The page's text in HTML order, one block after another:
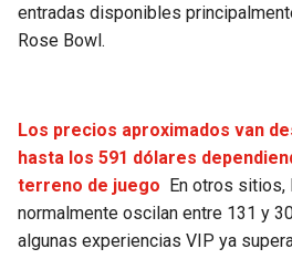
entradas disponibles
Rose Bowl.
Los precios aproximados van
hasta los 591 dólares
terreno de juego
En otros
normalmente oscilan entre 131 y
algunas experiencias VIP ya